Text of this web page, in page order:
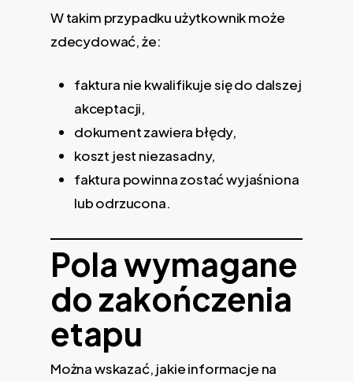
W takim przypadku użytkownik może
zdecydować, że:
faktura nie kwalifikuje się do dalszej
akceptacji,
dokument zawiera błędy,
koszt jest niezasadny,
faktura powinna zostać wyjaśniona
lub odrzucona.
Pola wymagane
do zakończenia
etapu
Można wskazać, jakie informacje na